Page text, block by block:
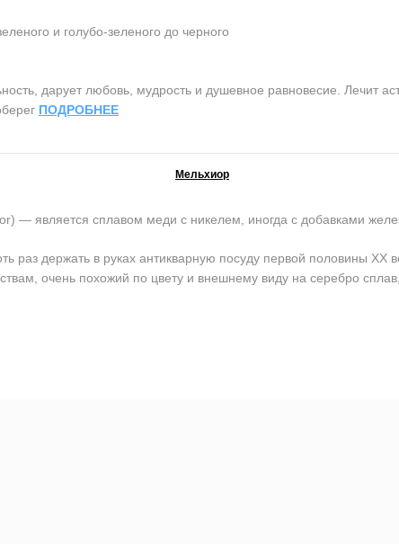
и голубо-зеленого до черного
дарует любовь, мудрость и душевное равновесие. Лечит
ПОДРОБНЕЕ
Мельхиор
является сплавом меди с никелем, иногда с добавками
раз держать в руках антикварную посуду первой половины ХХ
очень похожий по цвету и внешнему виду на серебро